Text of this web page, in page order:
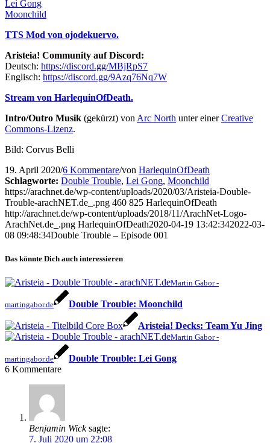
Lei Gong
Moonchild
TTS Mod von ojodekuervo.
Aristeia! Community auf Discord:
Deutsch: https://discord.gg/MBjRpS7
Englisch: https://discord.gg/9Azq76Nq7W
Stream von HarlequinOfDeath.
Intro/Outro Musik (gekürzt) von Arc North unter einerCreative
Commons-Lizenz.
Bild: Corvus Belli
19. April 2020/6 Kommentare/von HarlequinOfDeath
Schlagworte: Double Trouble, Lei Gong, Moonchild
https://arachnet.de/wp-content/uploads/2020/03/Aristeia-Double-
Trouble-arachNET.de_.png 460 825 HarlequinOfDeath
http://arachnet.de/wp-content/uploads/2018/11/ArachNet-Logo-
ArachNet.de_.png HarlequinOfDeath2020-04-19 13:42:342022-03-
08 09:48:34Double Trouble – Episode 001
Das könnte Dich auch interessieren
Martin Gabor -
martingabor.de Double Trouble: Moonchild
Aristeia! Decks: Team Yu Jing
Martin Gabor -
martingabor.de
Double Trouble: Lei Gong
6 Kommentare
Benjamin Wick sagte:
7. Juli 2020 um 22:08